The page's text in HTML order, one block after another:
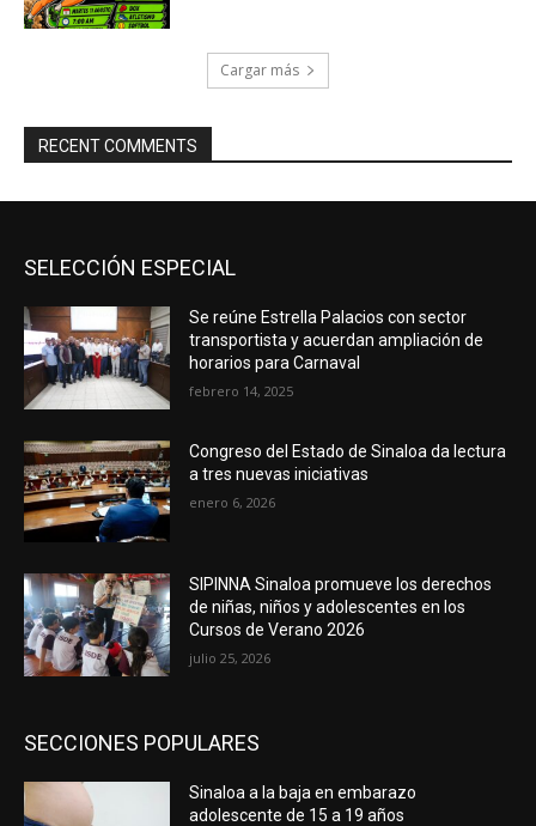
Cargar más
RECENT COMMENTS
SELECCIÓN ESPECIAL
Se reúne Estrella Palacios con sector
transportista y acuerdan ampliación de
horarios para Carnaval
febrero 14, 2025
Congreso del Estado de Sinaloa da lectura
a tres nuevas iniciativas
enero 6, 2026
SIPINNA Sinaloa promueve los derechos
de niñas, niños y adolescentes en los
Cursos de Verano 2026
julio 25, 2026
SECCIONES POPULARES
Sinaloa a la baja en embarazo
adolescente de 15 a 19 años